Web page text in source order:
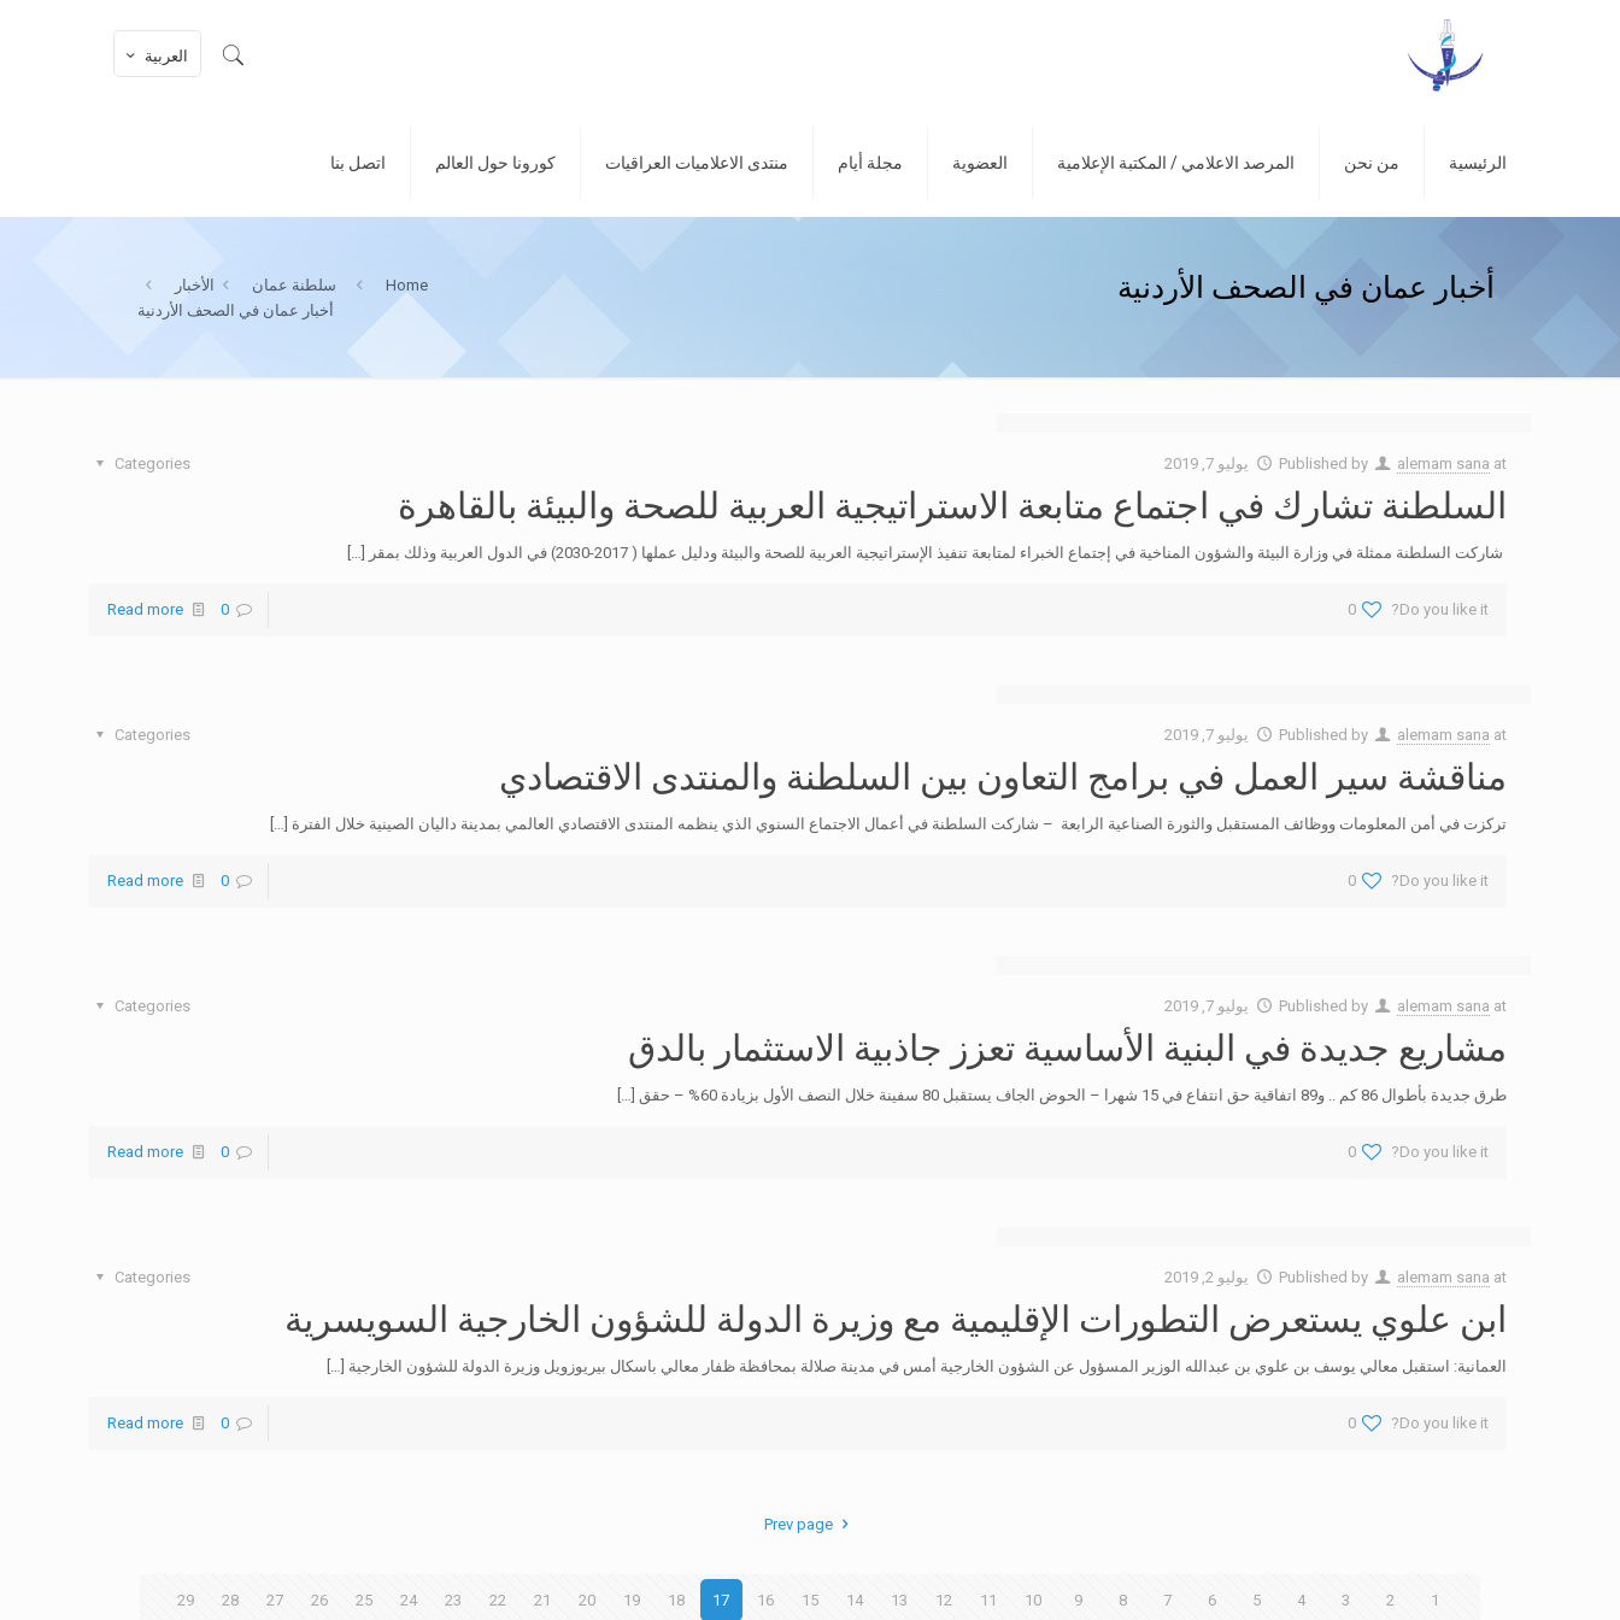
الرئيسية من نحن المرصد الاعلامي / المكتبة الإعلامية العضوية مجلة أيام منتدى الاعلاميات العراقيات كورونا حول العالم اتصل بنا
العربية
أخبار عمان في الصحف الأردنية Home سلطنة عمان
الأخبار
أخبار عمان في الصحف الأردنية
Published by alemam sana at يوليو 7, 2019 Categories
السلطنة تشارك في اجتماع متابعة الاستراتيجية العربية للصحة والبيئة بالقاهرة
شاركت السلطنة ممثلة في وزارة البيئة والشؤون المناخية في إجتماع الخبراء لمتابعة تنفيذ الإستراتيجية العربية للصحة والبيئة ودليل عملها ( 2017-2030) في الدول العربية وذلك بمقر […]
Do you like it?
0
0
Read more
Published by alemam sana at يوليو 7, 2019 Categories
مناقشة سير العمل في برامج التعاون بين السلطنة والمنتدى الاقتصادي
تركزت في أمن المعلومات ووظائف المستقبل والثورة الصناعية الرابعة – شاركت السلطنة في أعمال الاجتماع السنوي الذي ينظمه المنتدى الاقتصادي العالمي بمدينة داليان الصينية خلال الفترة […]
Do you like it?
0
0
Read more
Published by alemam sana at يوليو 7, 2019 Categories
مشاريع جديدة في البنية الأساسية تعزز جاذبية الاستثمار بالدق
طرق جديدة بأطوال 86 كم .. و89 اتفاقية حق انتفاع في 15 شهرا – الحوض الجاف يستقبل 80 سفينة خلال النصف الأول بزيادة 60% – حقق […]
Do you like it?
0
0
Read more
Published by alemam sana at يوليو 2, 2019 Categories
ابن علوي يستعرض التطورات الإقليمية مع وزيرة الدولة للشؤون الخارجية السويسرية
العمانية: استقبل معالي يوسف بن علوي بن عبدالله الوزير المسؤول عن الشؤون الخارجية أمس في مدينة صلالة بمحافظة ظفار معالي باسكال بيريوزويل وزيرة الدولة للشؤون الخارجية […]
Do you like it?
0
0
Read more
Prev page
1
2
3
4
5
6
7
8
9
10
11
12
13
14
15
16
17
18
19
20
21
22
23
24
25
26
27
28
29